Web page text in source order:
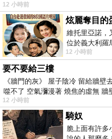
12 小時前
炫麗奪目的
維托里亞諾，
位於義大利羅
用以紀念統一
12 小時前
要不要給三樓
《牆門的灰》 屋子陰冷 留給牆壁
噬不了 空氣瀰漫著 燒焦的虛無 牆
12 小時前
騎奴
脆上面有許多